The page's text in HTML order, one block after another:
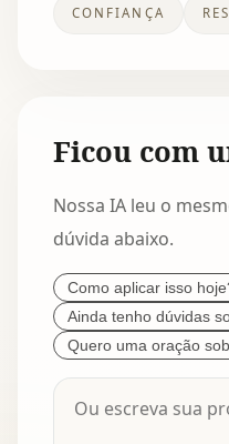
CONFIANÇA
Ficou com
Nossa IA leu o
dúvida abaixo.
Como aplicar isso
Ainda tenho dúvidas
Quero uma oração